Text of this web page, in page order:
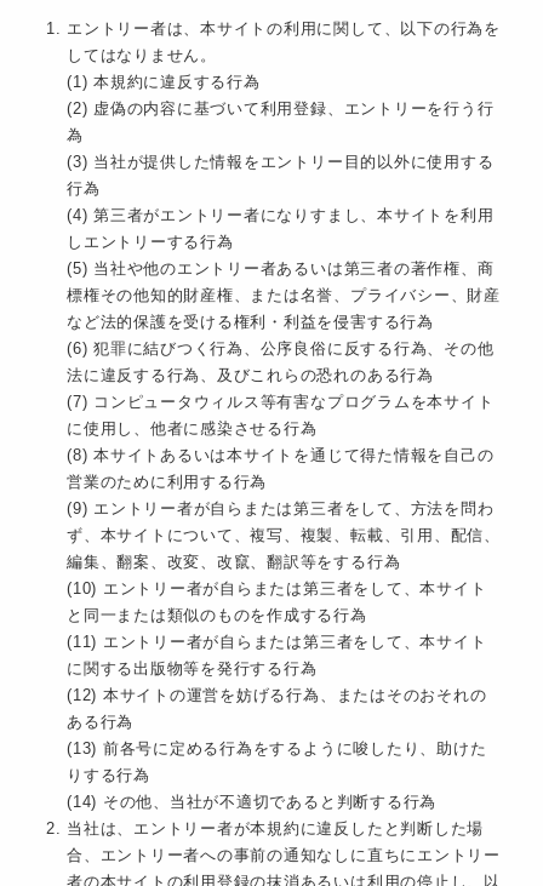
エントリー者は、本サイトの利用に関して、以下の行為を
してはなりません。
(1) 本規約に違反する行為
(2) 虚偽の内容に基づいて利用登録、エントリーを行う行
為
(3) 当社が提供した情報をエントリー目的以外に使用する
行為
(4) 第三者がエントリー者になりすまし、本サイトを利用
しエントリーする行為
(5) 当社や他のエントリー者あるいは第三者の著作権、商
標権その他知的財産権、または名誉、プライバシー、財産
など法的保護を受ける権利・利益を侵害する行為
(6) 犯罪に結びつく行為、公序良俗に反する行為、その他
法に違反する行為、及びこれらの恐れのある行為
(7) コンピュータウィルス等有害なプログラムを本サイト
に使用し、他者に感染させる行為
(8) 本サイトあるいは本サイトを通じて得た情報を自己の
営業のために利用する行為
(9) エントリー者が自らまたは第三者をして、方法を問わ
ず、本サイトについて、複写、複製、転載、引用、配信、
編集、翻案、改変、改竄、翻訳等をする行為
(10) エントリー者が自らまたは第三者をして、本サイト
と同一または類似のものを作成する行為
(11) エントリー者が自らまたは第三者をして、本サイト
に関する出版物等を発行する行為
(12) 本サイトの運営を妨げる行為、またはそのおそれの
ある行為
(13) 前各号に定める行為をするように唆したり、助けた
りする行為
(14) その他、当社が不適切であると判断する行為
当社は、エントリー者が本規約に違反したと判断した場
合、エントリー者への事前の通知なしに直ちにエントリー
者の本サイトの利用登録の抹消あるいは利用の停止し、以